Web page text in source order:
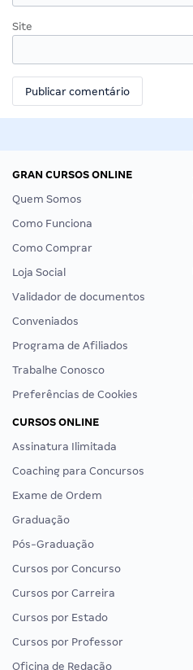
Site
GRAN CURSOS ONLINE
Quem Somos
Como Funciona
Como Comprar
Loja Social
Validador de documentos
Conveniados
Programa de Afiliados
Trabalhe Conosco
Preferências de Cookies
CURSOS ONLINE
Assinatura Ilimitada
Coaching para Concursos
Exame de Ordem
Graduação
Pós-Graduação
Cursos por Concurso
Cursos por Carreira
Cursos por Estado
Cursos por Professor
Oficina de Redação